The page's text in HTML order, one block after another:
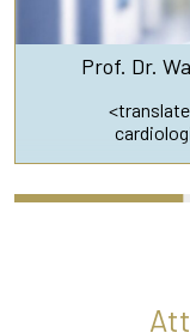
Prof. Dr.